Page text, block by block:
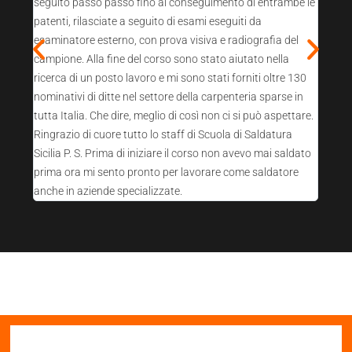
seguito passo passo fino al conseguimento di entrambe le
patenti, rilasciate a seguito di esami eseguiti da
esaminatore esterno, con prova visiva e radiografia del
campione. Alla fine del corso sono stato aiutato nella
ricerca di un posto lavoro e mi sono stati forniti oltre 130
nominativi di ditte nel settore della carpenteria sparse in
tutta Italia. Che dire, meglio di così non ci si può aspettare.
Ringrazio di cuore tutto lo staff di Scuola di Saldatura
Sicilia P. S. Prima di iniziare il corso non avevo mai saldato
prima ora mi sento pronto per lavorare come saldatore
anche in aziende specializzate.